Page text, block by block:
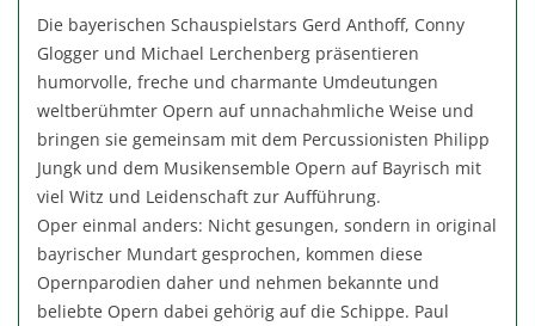
Die bayerischen Schauspielstars Gerd Anthoff, Conny
Glogger und Michael Lerchenberg präsentieren
humorvolle, freche und charmante Umdeutungen
weltberühmter Opern auf unnachahmliche Weise und
bringen sie gemeinsam mit dem Percussionisten Philipp
Jungk und dem Musikensemble Opern auf Bayrisch mit
viel Witz und Leidenschaft zur Aufführung.
Oper einmal anders: Nicht gesungen, sondern in original
bayrischer Mundart gesprochen, kommen diese
Opernparodien daher und nehmen bekannte und
beliebte Opern dabei gehörig auf die Schippe. Paul